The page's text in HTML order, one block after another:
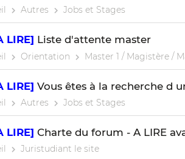
Autres Jobs et Stages
LIRE] Liste d'attente master
Orientation Master 1 / Magistère /
LIRE] Vous êtes à la recherche d
Autres Jobs et Stages
LIRE] Charte du forum - A LIRE
Juristudiant le site